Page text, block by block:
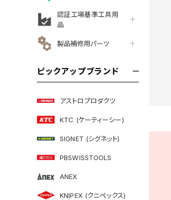
認証工場基準工具用
品
製品補修用パーツ
ピックアップブランド
アストロプロダクツ
KTC (ケーティーシー)
SIGNET (シグネット)
PBSWISSTOOLS
ANEX
KNIPEX (クニペックス)